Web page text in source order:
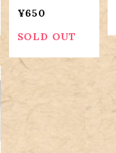
450gパック
¥650
SOLD OUT